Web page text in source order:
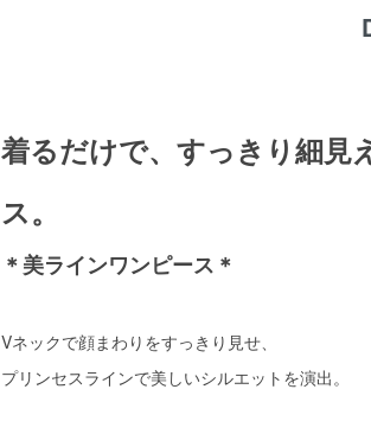
着るだけで、すっきり細見
ス。
＊美ラインワンピース＊
Vネックで顔まわりをすっきり見せ、
プリンセスラインで美しいシルエットを演出。